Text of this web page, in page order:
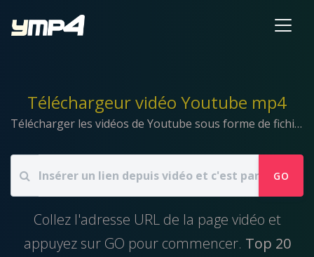
Téléchargeur vidéo Youtube mp4
Télécharger les vidéos de Youtube sous forme de fichiers mp4 & mp3.
GO
Collez l'adresse URL de la page vidéo et
appuyez sur GO pour commencer. Top 20